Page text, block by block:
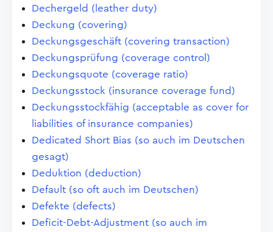
Dechergeld (leather duty)
Deckung (covering)
Deckungsgeschäft (covering transaction)
Deckungsprüfung (coverage control)
Deckungsquote (coverage ratio)
Deckungsstock (insurance coverage fund)
Deckungsstockfähig (acceptable as cover for
liabilities of insurance companies)
Dedicated Short Bias (so auch im Deutschen
gesagt)
Deduktion (deduction)
Default (so oft auch im Deutschen)
Defekte (defects)
Deficit-Debt-Adjustment (so auch im